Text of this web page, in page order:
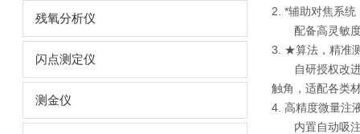
残氧分析仪
闪点测定仪
测金仪
2. *辅助对焦系统
配备高灵敏
3. ★算法，精准
自研授权改
触角，适配各类
4. 高精度微量注
内置自动吸